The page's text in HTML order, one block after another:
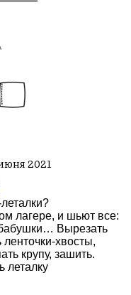
2021
лагере, и шьют все:
Вырезать
хвосты,
крупу, зашить.
леталку